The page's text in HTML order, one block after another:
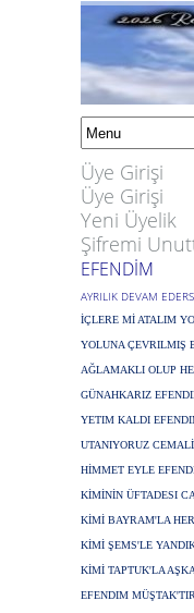
Üye Girişi
Üye Girişi
Yeni Üyelik
Şifremi
EFENDİM
AYRILIK DEVAM
İÇLERE Mİ ATALIM
YOLUNA ÇEVRILMIŞ
AĞLAMAKLI OLUP
GÜNAHKARIZ
YETIM KALDI
UTANIYORUZ
HİMMET EYLE
KİMİNİN ÜFTADESI
KİMİ BAYRAM'LA HER
KİMİ ŞEMS'LE
KİMİ TAPTUK'LA
EFENDIM